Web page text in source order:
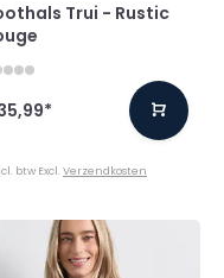
Trui - Rustic
*
btw Excl.Verzendkosten